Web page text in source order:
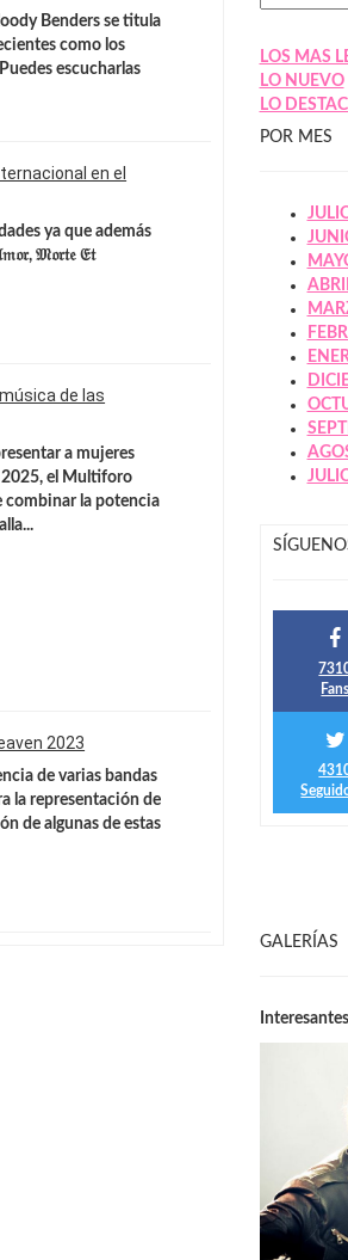
Benders se titula
como los
escucharlas
en el
ya que además
𝔐𝔬𝔯𝔱𝔢 𝔈𝔱
de las
a mujeres
2025, el Multiforo
combinar la potencia
2023
de varias bandas
la representación de
de algunas de estas
LOS MAS
LO NUEVO
LO
POR MES
Fans
GALERÍAS